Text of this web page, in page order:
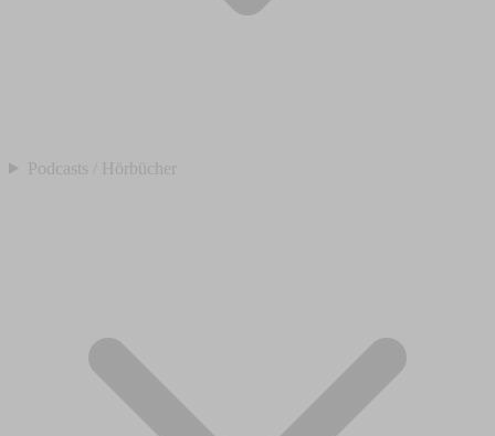
Podcasts / Hörbücher